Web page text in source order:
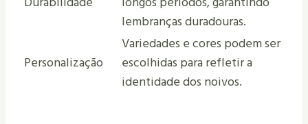
lembranças duradouras.
Personalização
Variedades e cores podem ser
escolhidas para refletir a
identidade dos noivos.